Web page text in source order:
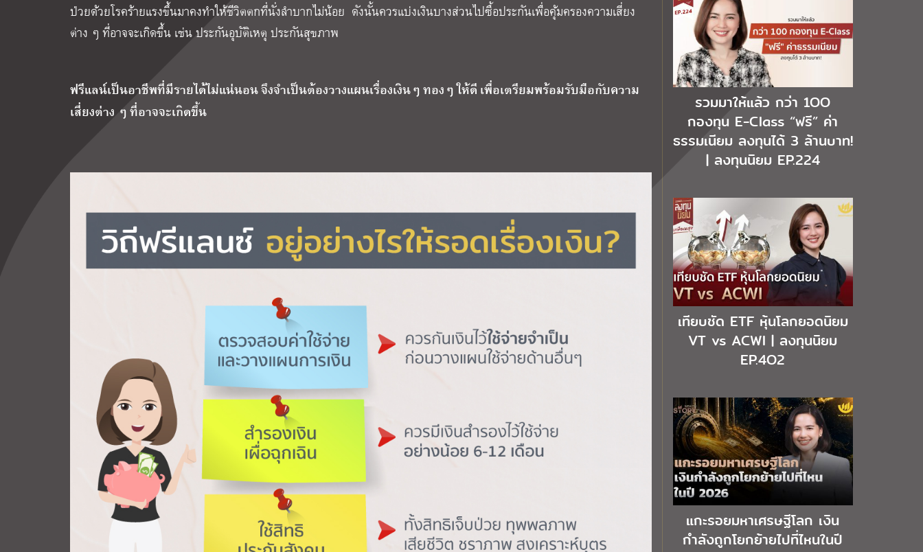
ป่วยด้วยโรคร้ายแรงขึ้นมาคงทำให้ชีวิตตกที่นั่งลำบากไม่น้อย ดังนั้นควรแบ่งเงินบางส่วนไปซื้อประกันเพื่อคุ้มครองความเสี่ยง
ต่าง ๆ ที่อาจจะเกิดขึ้น เช่น ประกันอุบัติเหตุ ประกันสุขภาพ
ฟรีแลน์เป็นอาชีพที่มีรายได้ไม่แน่นอน จึงจำเป็นต้องวางแผนเรื่องเงินๆ ทองๆ ให้ดี เพื่อเตรียมพร้อมรับมือกับความ
เสี่ยงต่าง ๆ ที่อาจจะเกิดขึ้น
รวมมาให้แล้ว กว่า 1OO
กองทุน E-Class “ฟรี” ค่า
ธรรมเนียม ลงทุนได้ 3 ล้านบาท!
| ลงทุนนิยม EP.224
เทียบชัด ETF หุ้นโลกยอดนิยม
VT vs ACWI | ลงทุนนิยม
EP.4O2
แกะรอยมหาเศรษฐีโลก เงิน
กำลังถูกโยกย้ายไปที่ไหนในปี